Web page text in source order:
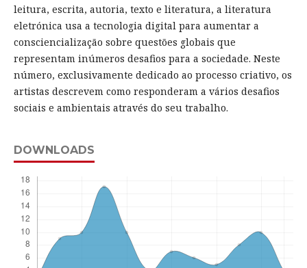
leitura, escrita, autoria, texto e literatura, a literatura
eletrónica usa a tecnologia digital para aumentar a
consciencialização sobre questões globais que
representam inúmeros desafios para a sociedade. Neste
número, exclusivamente dedicado ao processo criativo, os
artistas descrevem como responderam a vários desafios
sociais e ambientais através do seu trabalho.
DOWNLOADS